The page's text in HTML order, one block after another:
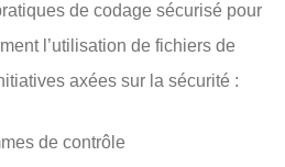
de codage sécurisé pour
l’utilisation de fichiers de
axées sur la sécurité :
de contrôle